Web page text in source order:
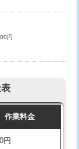
円～
円+材料費
円+材料費
円+材料費
円
作業料金
円